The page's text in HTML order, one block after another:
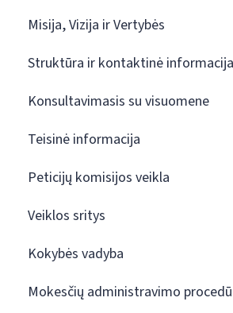
Misija, Vizija ir Vertybės
Struktūra ir kontaktinė informacija
Konsultavimasis su visuomene
Teisinė informacija
Peticijų komisijos veikla
Veiklos sritys
Kokybės vadyba
Mokesčių administravimo